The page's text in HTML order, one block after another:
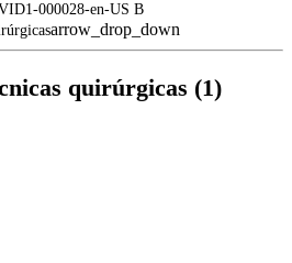
000028-en-US B
arrow_drop_down
quirúrgicas (1)